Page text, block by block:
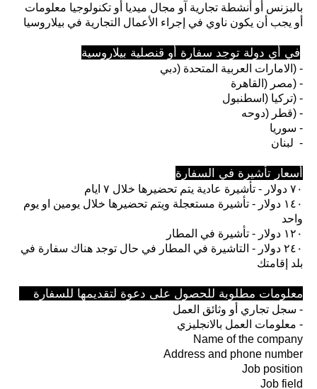
بالبزنس أو أنشطة تجارية آو مجال ميديا أو تكنولوجيا معلومات
أو يجب أن يكون ناوي في إجراء الأعمال التجارية في بيلاروسيا
في أي دولة توجد سفارة أو قنصلية بيلاروسية
الامارات العربية المتحدة (دبي) -
مصر (القاهرة) -
تركيا (اسطنبول) -
قطر (دوحه) -
سوريا -
لبنان -
أسعار تأشيرة في السفارة
٧٠ دولار - تأشيرة عادية يتم تحضيرها خلال ٧ ايام
١٤٠ دولار - تأشيرة مستعجلة ويتم تحضيرها خلال يومين او يوم
واحد
١٢٠ دولار - تأشيرة في المطار
٢٤٠ دولار - التاشيرة في المطار في حال توجد هناك سفارة في
بلد إقامتك
معلومات مطلوبة للحصول على دعوة لتقديمها للسفارة
سجل تجاري أو وثائق العمل -
معلومات العمل بالانجليزي -
Name of the company
Address and phone number
Job position
Job field